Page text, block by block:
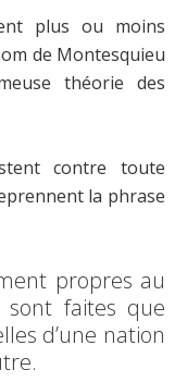
plus ou moins
de Montesquieu
théorie des
contre toute
la phrase
propres au
faites que
d’une nation